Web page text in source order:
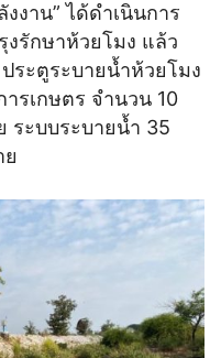
งาน” ได้ดำเนินการ
งรักษาห้วยโมง แล้ว
ระตูระบายน้ำห้วยโมง
รเกษตร จำนวน 10
ระบบระบายน้ำ 35